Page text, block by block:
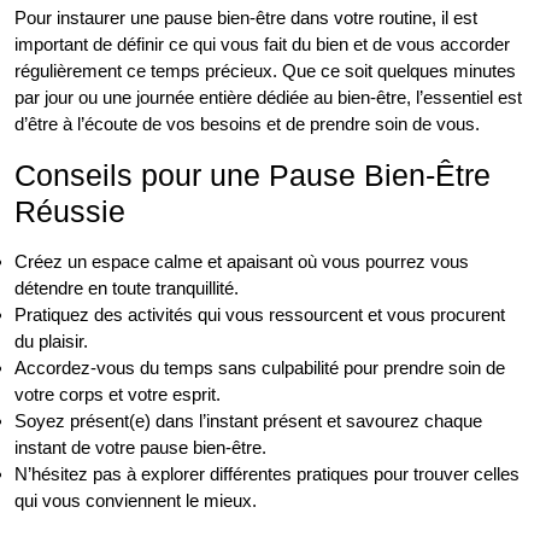
Pour instaurer une pause bien-être dans votre routine, il est
important de définir ce qui vous fait du bien et de vous accorder
régulièrement ce temps précieux. Que ce soit quelques minutes
par jour ou une journée entière dédiée au bien-être, l’essentiel est
d’être à l’écoute de vos besoins et de prendre soin de vous.
Conseils pour une Pause Bien-Être
Réussie
Créez un espace calme et apaisant où vous pourrez vous
détendre en toute tranquillité.
Pratiquez des activités qui vous ressourcent et vous procurent
du plaisir.
Accordez-vous du temps sans culpabilité pour prendre soin de
votre corps et votre esprit.
Soyez présent(e) dans l’instant présent et savourez chaque
instant de votre pause bien-être.
N’hésitez pas à explorer différentes pratiques pour trouver celles
qui vous conviennent le mieux.